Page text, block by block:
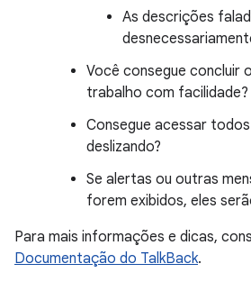
As descrições
Você consegue concluir
trabalho com facilidade?
Consegue acessar
deslizando?
Se alertas ou outras
forem exibidos, eles
Para mais informações e dicas,
Documentação do TalkBack.